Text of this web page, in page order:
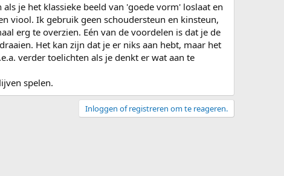
je het klassieke beeld van 'goede vorm' loslaat en
viool. Ik gebruik geen schoudersteun en kinsteun,
erg te overzien. Eén van de voordelen is dat je de
Het kan zijn dat je er niks aan hebt, maar het
verder toelichten als je denkt er wat aan te
spelen.
Inloggen of registreren om te reageren.